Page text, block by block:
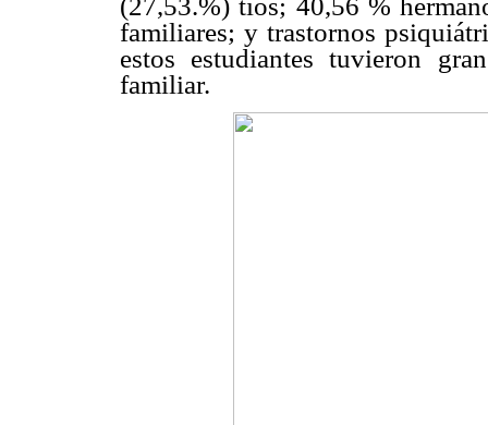
(27,53.%) tíos; 40,56 %
familiares; y trastornos
estos estudiantes tuvieron
familiar.